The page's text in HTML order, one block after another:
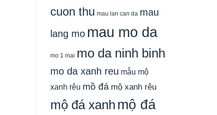
cuon thu mau lan can da mau
lang mo mau mo da
mo 1 mai mo da ninh binh
mo da xanh reu mẫu mộ
xanh rêu mồ đá mộ xanh rêu
mộ đá xanh mộ đá